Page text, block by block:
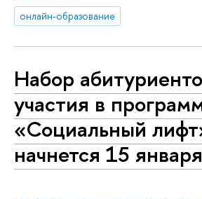
онлайн-образование
Набор
участия в
«Социальный
начнется 15 января